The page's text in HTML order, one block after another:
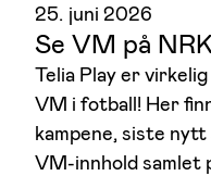
25. juni 2026
Se VM på
Telia Play er
VM i fotball! Her
kampene, siste
VM-innhold samlet